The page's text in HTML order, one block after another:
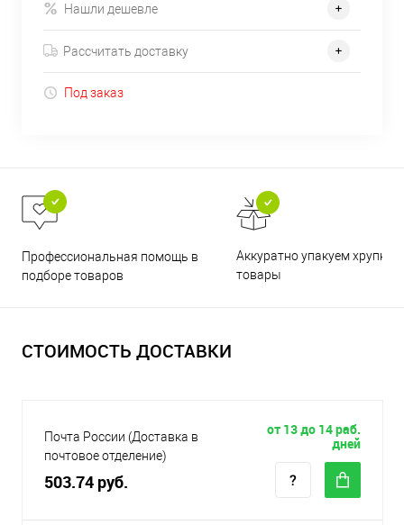
Нашли дешевле
Рассчитать доставку
Под заказ
Профессиональная помощь в
подборе товаров
Аккуратно упакуем хрупкие
товары
СТОИМОСТЬ ДОСТАВКИ
Почта России (Доставка в
почтовое отделение)
503.74 руб.
от 13 до 14 раб.
дней